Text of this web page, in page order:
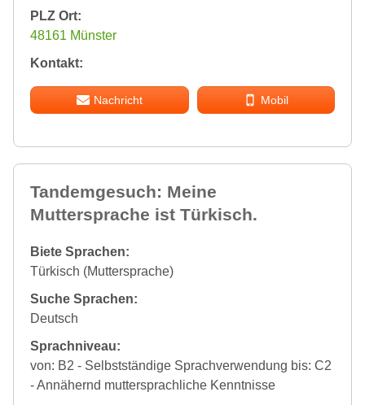
PLZ Ort:
48161 Münster
Kontakt:
Nachricht Mobil
Tandemgesuch: Meine
Muttersprache ist Türkisch.
Biete Sprachen:
Türkisch (Muttersprache)
Suche Sprachen:
Deutsch
Sprachniveau:
von: B2 - Selbstständige Sprachverwendung bis: C2
- Annähernd muttersprachliche Kenntnisse